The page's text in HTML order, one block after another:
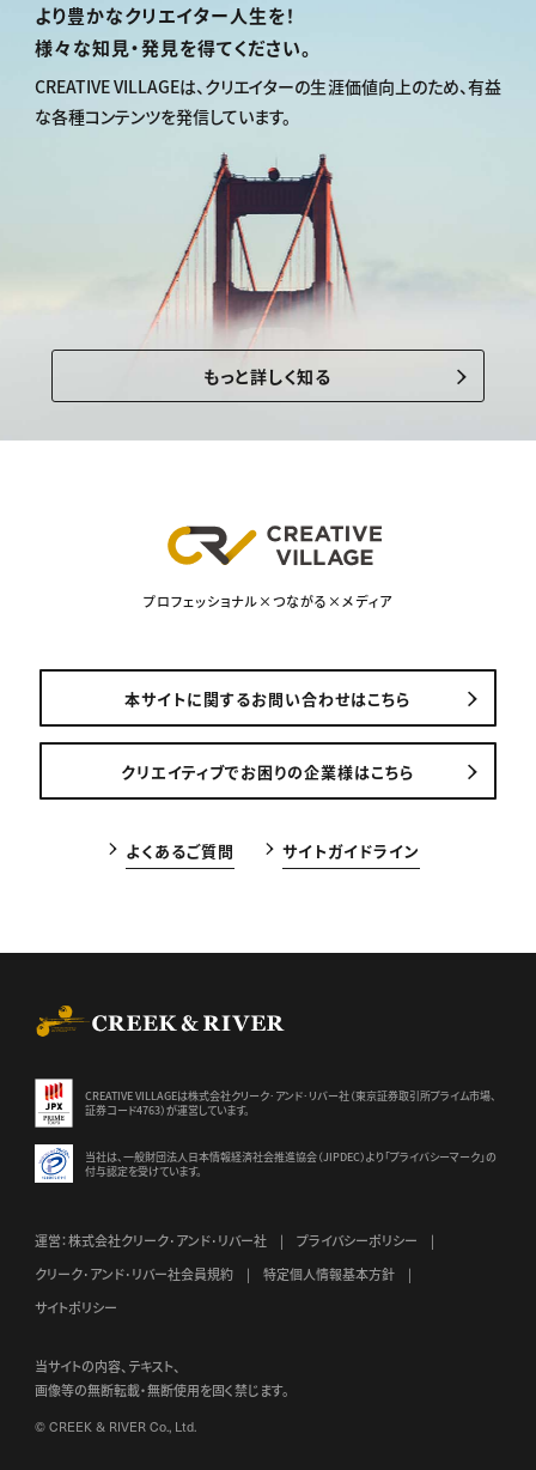
より豊かなクリエイター人生を！
様々な知見・発見を得てください。
CREATIVE VILLAGEは、クリエイターの生涯価値向上のため、有益
な各種コンテンツを発信しています。
もっと詳しく知る
プロフェッショナル×つながる×メディア
本サイトに関するお問い合わせはこちら
クリエイティブでお困りの企業様はこちら
よくあるご質問 サイトガイドライン
CREATIVE VILLAGEは株式会社クリーク･アンド･リバー社（東京証券取引所プライム市場、
証券コード4763）が運営しています。
当社は、一般財団法人日本情報経済社会推進協会（JIPDEC）より 「プライバシーマーク」の
付与認定を受けています。
運営：株式会社クリーク･アンド･リバー社
プライバシーポリシー
クリーク･アンド･リバー社会員規約
特定個人情報基本方針
サイトポリシー
当サイトの内容、テキスト、
画像等の無断転載・無断使用を固く禁じます。
© CREEK & RIVER Co., Ltd.